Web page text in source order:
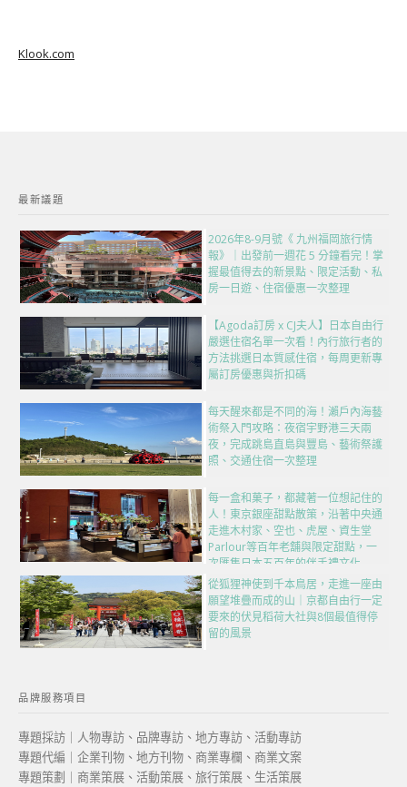
Klook.com
最新議題
2026年8-9月號《 九州福岡旅行情
報》｜出發前一週花 5 分鐘看完！掌
握最值得去的新景點、限定活動、私
房一日遊、住宿優惠一次整理
【Agoda訂房 x CJ夫人】日本自由行
嚴選住宿名單一次看！內行旅行者的
方法挑選日本質感住宿，每周更新專
屬訂房優惠與折扣碼
每天醒來都是不同的海！瀨戶內海藝
術祭入門攻略：夜宿宇野港三天兩
夜，完成跳島直島與豐島、藝術祭護
照、交通住宿一次整理
每一盒和菓子，都藏著一位想記住的
人！東京銀座甜點散策，沿著中央通
走進木村家、空也、虎屋、資生堂
Parlour等百年老舖與限定甜點，一
次匯集日本五百年的伴手禮文化
從狐狸神使到千本鳥居，走進一座由
願望堆疊而成的山｜京都自由行一定
要來的伏見稻荷大社與8個最值得停
留的風景
品牌服務項目
專題採訪｜人物專訪、品牌專訪、地方專訪、活動專訪
專題代編｜企業刊物、地方刊物、商業專欄、商業文案
專題策劃｜商業策展、活動策展、旅行策展、生活策展